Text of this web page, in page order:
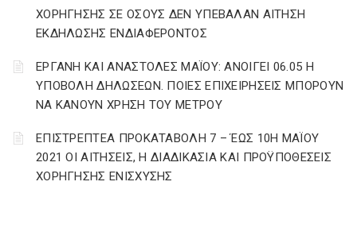
ΧΟΡΗΓΗΣΗΣ ΣΕ ΟΣΟΥΣ ΔΕΝ ΥΠΕΒΑΛΑΝ ΑΙΤΗΣΗ
ΕΚΔΗΛΩΣΗΣ ΕΝΔΙΑΦΕΡΟΝΤΟΣ
ΕΡΓΑΝΗ ΚΑΙ ΑΝΑΣΤΟΛΕΣ ΜΑΪΟΥ: ΑΝΟΙΓΕΙ 06.05 Η
ΥΠΟΒΟΛΗ ΔΗΛΩΣΕΩΝ. ΠΟΙΕΣ ΕΠΙΧΕΙΡΗΣΕΙΣ ΜΠΟΡΟΥΝ
ΝΑ ΚΑΝΟΥΝ ΧΡΗΣΗ ΤΟΥ ΜΕΤΡΟΥ
ΕΠΙΣΤΡΕΠΤΕΑ ΠΡΟΚΑΤΑΒΟΛΗ 7 – ΈΩΣ 10Η ΜΑΪΟΥ
2021 ΟΙ ΑΙΤΗΣΕΙΣ, Η ΔΙΑΔΙΚΑΣΙΑ ΚΑΙ ΠΡΟΫΠΟΘΕΣΕΙΣ
ΧΟΡΗΓΗΣΗΣ ΕΝΙΣΧΥΣΗΣ